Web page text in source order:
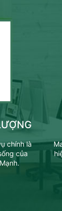
chính là
của